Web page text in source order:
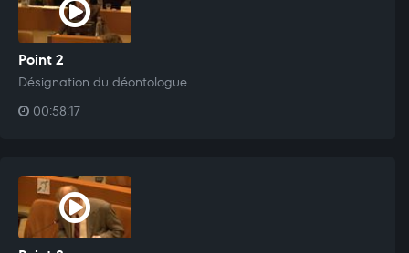
Point 2
Désignation du déontologue.
00:58:17